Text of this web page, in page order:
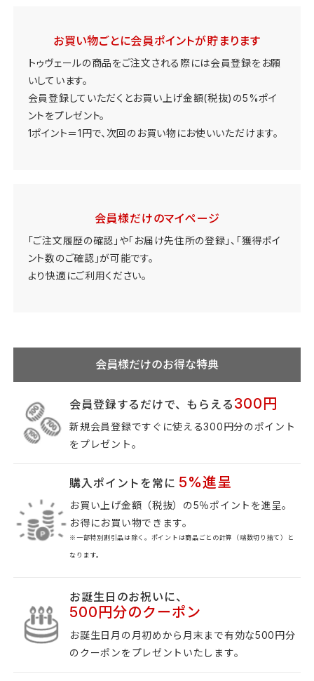
お買い物ごとに会員ポイントが貯まります
トゥヴェールの商品をご注文される際には会員登録をお願
いしています。
会員登録していただくとお買い上げ金額(税抜)の5%ポイ
ントをプレゼント。
1ポイント＝1円で、次回のお買い物にお使いいただけます。
会員様だけのマイページ
「ご注文履歴の確認」や「お届け先住所の登録」、「獲得ポイ
ント数のご確認」が可能です。
より快適にご利用ください。
会員様だけのお得な特典
会員登録するだけで、もらえる 300円
新規会員登録ですぐに使える300円分のポイント
をプレゼント。
購入ポイントを常に 5%進呈
お買い上げ金額（税抜）の5％ポイントを進呈。
お得にお買い物できます。
※一部特別割引品は除く。ポイントは商品ごとの計算（端数切り捨て）と
なります。
お誕生日のお祝いに、
500円分のクーポン
お誕生日月の月初めから月末まで有効な500円分
のクーポンをプレゼントいたします。